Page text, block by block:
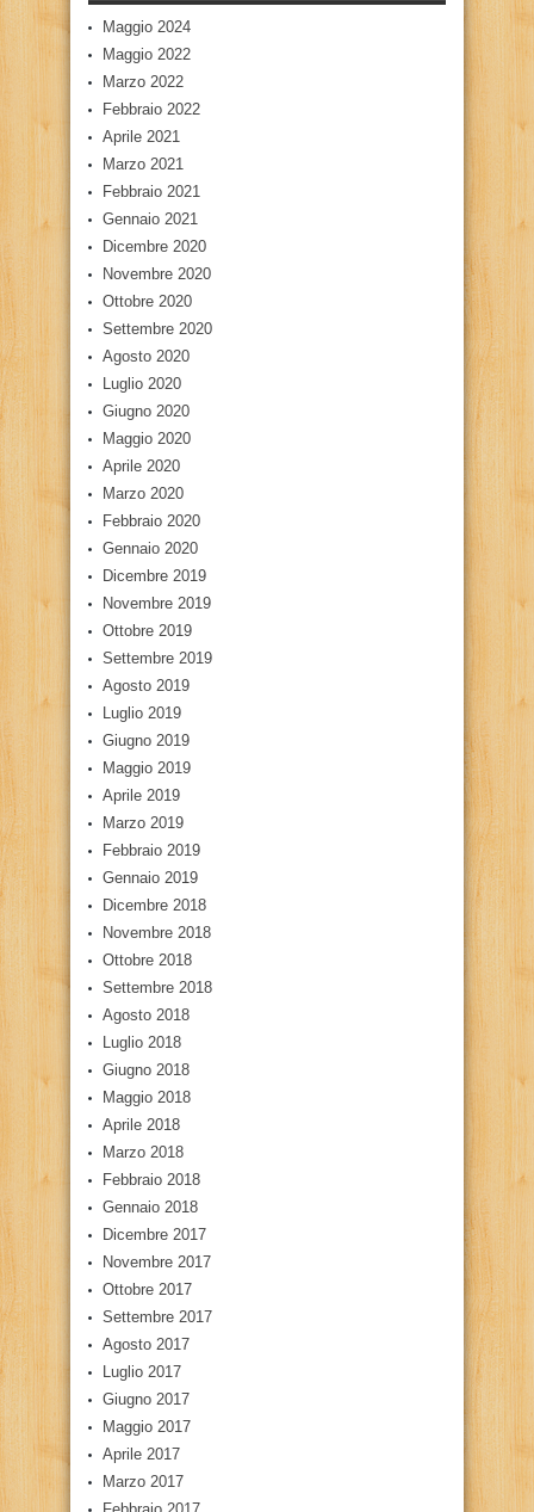
Maggio 2024
Maggio 2022
Marzo 2022
Febbraio 2022
Aprile 2021
Marzo 2021
Febbraio 2021
Gennaio 2021
Dicembre 2020
Novembre 2020
Ottobre 2020
Settembre 2020
Agosto 2020
Luglio 2020
Giugno 2020
Maggio 2020
Aprile 2020
Marzo 2020
Febbraio 2020
Gennaio 2020
Dicembre 2019
Novembre 2019
Ottobre 2019
Settembre 2019
Agosto 2019
Luglio 2019
Giugno 2019
Maggio 2019
Aprile 2019
Marzo 2019
Febbraio 2019
Gennaio 2019
Dicembre 2018
Novembre 2018
Ottobre 2018
Settembre 2018
Agosto 2018
Luglio 2018
Giugno 2018
Maggio 2018
Aprile 2018
Marzo 2018
Febbraio 2018
Gennaio 2018
Dicembre 2017
Novembre 2017
Ottobre 2017
Settembre 2017
Agosto 2017
Luglio 2017
Giugno 2017
Maggio 2017
Aprile 2017
Marzo 2017